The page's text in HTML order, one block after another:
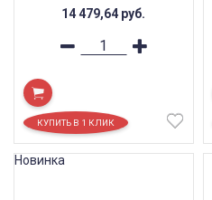
14 479,64 руб.
Новинка